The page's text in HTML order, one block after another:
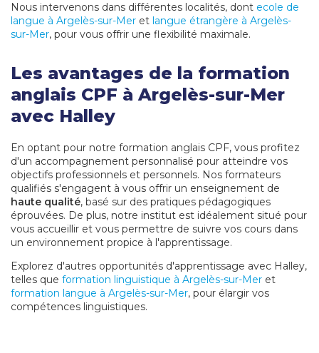
Nous intervenons dans différentes localités, dont ecole de
langue à Argelès-sur-Mer et langue étrangère à Argelès-
sur-Mer, pour vous offrir une flexibilité maximale.
Les avantages de la formation
anglais CPF à Argelès-sur-Mer
avec Halley
En optant pour notre formation anglais CPF, vous profitez
d'un accompagnement personnalisé pour atteindre vos
objectifs professionnels et personnels. Nos formateurs
qualifiés s'engagent à vous offrir un enseignement de
haute qualité, basé sur des pratiques pédagogiques
éprouvées. De plus, notre institut est idéalement situé pour
vous accueillir et vous permettre de suivre vos cours dans
un environnement propice à l'apprentissage.
Explorez d'autres opportunités d'apprentissage avec Halley,
telles que formation linguistique à Argelès-sur-Mer et
formation langue à Argelès-sur-Mer, pour élargir vos
compétences linguistiques.